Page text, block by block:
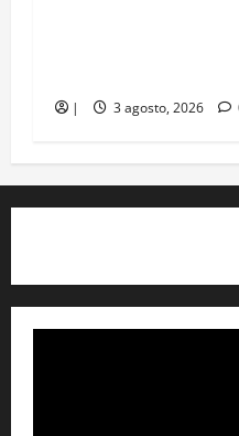
| 3 agosto, 2026